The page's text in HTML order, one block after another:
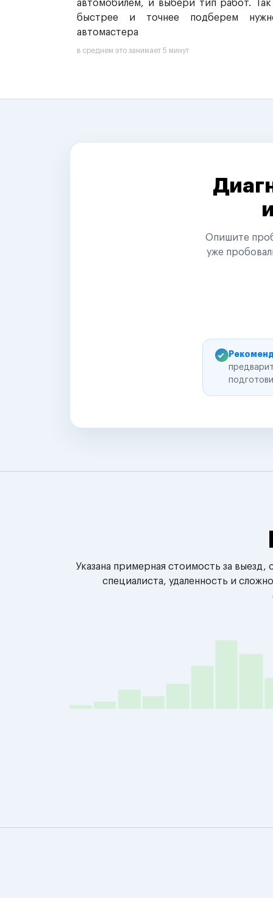
автомобилем, и выбери тип работ.
быстрее и точнее подберем
автомастера
в среднем это занимает 5 минут
Опишите
уже
Указана примерная стоимость за
специалиста, удаленность и